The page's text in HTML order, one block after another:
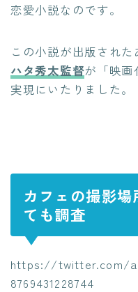
恋愛小説なのです。
この小説が出版され
ハタ秀太監督が「映画
実現にいたりました。
カフェの撮影
ても調査
https://twitter.com/
8769431228744